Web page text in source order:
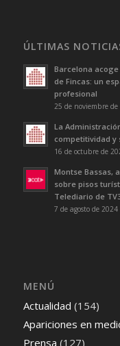
ÚLTIMAS
Barcelona
de Fincas: un
profesional
25 de noviembre
La
competitividad y
16 de octubre de
Montse Bassas,
sobre pisos
Telediario de
7 de agosto de
MENÚ
Actualidad (154)
Apariciones en
Prensa (127)